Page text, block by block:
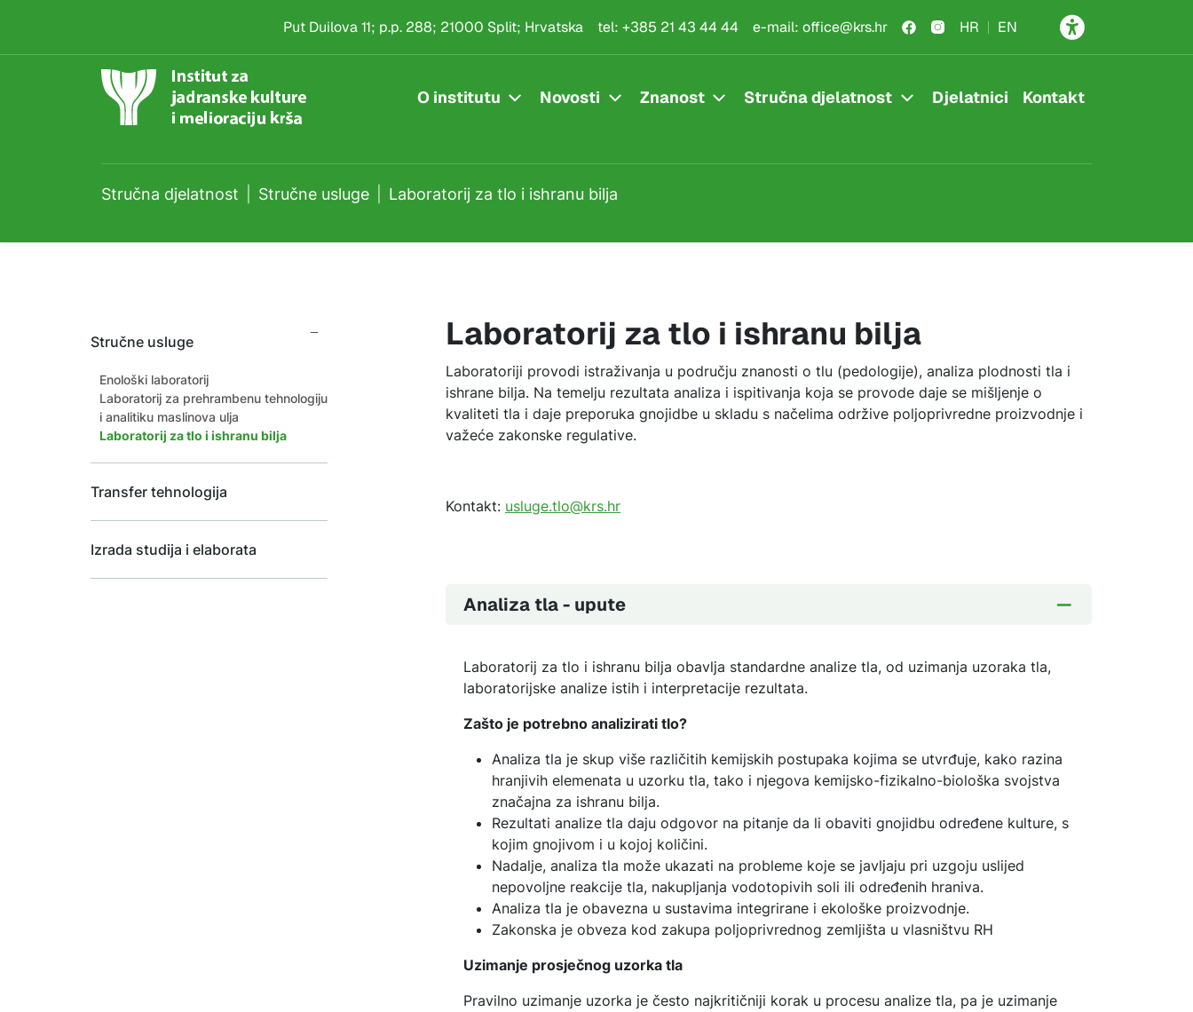
Laboratorij za tlo i ishranu bilja
Put Duilova 11; p.p. 288; 21000 Split; Hrvatska tel: +385 21 43 44 44 e-mail: office@krs.hr HR EN
O institutu Novosti Znanost Stručna djelatnost Djelatnici Kontakt
Stručna djelatnost Stručne usluge Laboratorij za tlo i ishranu bilja
Stručne usluge
Enološki laboratorij
Laboratorij za prehrambenu tehnologiju
i analitiku maslinova ulja
Laboratorij za tlo i ishranu bilja
Transfer tehnologija
Izrada studija i elaborata
Laboratorij za tlo i ishranu bilja
Laboratoriji provodi istraživanja u području znanosti o tlu (pedologije), analiza plodnosti tla i
ishrane bilja. Na temelju rezultata analiza i ispitivanja koja se provode daje se mišljenje o
kvaliteti tla i daje preporuka gnojidbe u skladu s načelima održive poljoprivredne proizvodnje i
važeće zakonske regulative.
Kontakt: usluge.tlo@krs.hr
Analiza tla - upute
Laboratorij za tlo i ishranu bilja obavlja standardne analize tla, od uzimanja uzoraka tla,
laboratorijske analize istih i interpretacije rezultata.
Zašto je potrebno analizirati tlo?
Analiza tla je skup više različitih kemijskih postupaka kojima se utvrđuje, kako razina
hranjivih elemenata u uzorku tla, tako i njegova kemijsko-fizikalno-biološka svojstva
značajna za ishranu bilja.
Rezultati analize tla daju odgovor na pitanje da li obaviti gnojidbu određene kulture, s
kojim gnojivom i u kojoj količini.
Nadalje, analiza tla može ukazati na probleme koje se javljaju pri uzgoju uslijed
nepovoljne reakcije tla, nakupljanja vodotopivih soli ili određenih hraniva.
Analiza tla je obavezna u sustavima integrirane i ekološke proizvodnje.
Zakonska je obveza kod zakupa poljoprivrednog zemljišta u vlasništvu RH
Uzimanje prosječnog uzorka tla
Pravilno uzimanje uzorka je često najkritičniji korak u procesu analize tla, pa je uzimanje